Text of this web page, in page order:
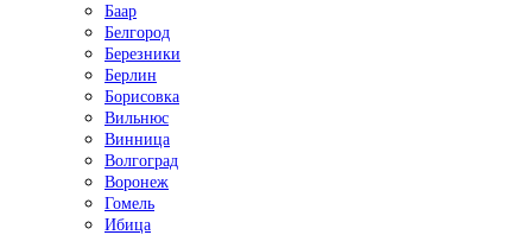
Баар
Белгород
Березники
Берлин
Борисовка
Вильнюс
Винница
Волгоград
Воронеж
Гомель
Ибица